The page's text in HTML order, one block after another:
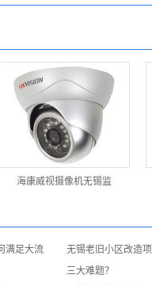
海康威视摄像机无锡监
满足大流
无锡老旧小区改造
三大难题？